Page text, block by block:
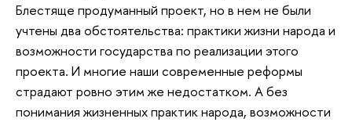
Блестяще продуманный проект, но в нем не были
учтены два обстоятельства: практики жизни народа и
возможности государства по реализации этого
проекта. И многие наши современные реформы
страдают ровно этим же недостатком. А без
понимания жизненных практик народа, возможности